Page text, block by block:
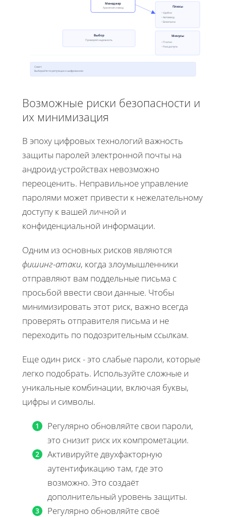
Менеджер
Хранение и ввод Плюсы
• Удобно
• Автоввод
• Безопасно
Минусы
• Платно
• Риск доступа
Выбор
Проверяй надежность
Совет:
Выбирайте по репутации и шифрованию
Возможные риски безопасности и
их минимизация
В эпоху цифровых технологий важность
защиты паролей электронной почты на
андроид-устройствах невозможно
переоценить. Неправильное управление
паролями может привести к нежелательному
доступу к вашей личной и
конфиденциальной информации.
Одним из основных рисков являются
фишинг-атаки, когда злоумышленники
отправляют вам поддельные письма с
просьбой ввести свои данные. Чтобы
минимизировать этот риск, важно всегда
проверять отправителя письма и не
переходить по подозрительным ссылкам.
Еще один риск - это слабые пароли, которые
легко подобрать. Используйте сложные и
уникальные комбинации, включая буквы,
цифры и символы.
Регулярно обновляйте свои пароли,
это снизит риск их компрометации.
Активируйте двухфакторную
аутентификацию там, где это
возможно. Это создаёт
дополнительный уровень защиты.
Регулярно обновляйте своё